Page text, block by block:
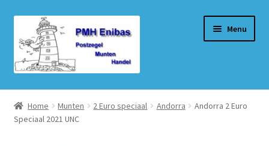
door
naar
navigatie
naar
de
inhoud
Menu
Home
Beurzen
Home Munten 2 Euro speciaal Andorra
Andorra 2 Euro
Speciaal 2021 UNC